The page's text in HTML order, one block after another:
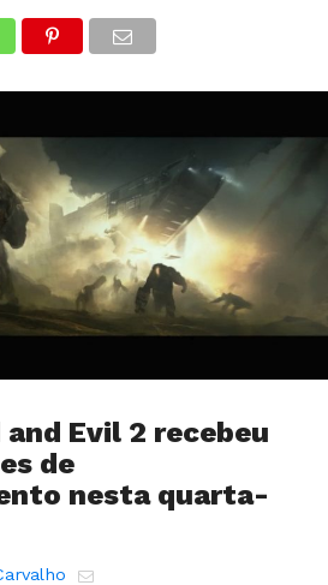
and Evil 2 recebeu
de
nesta quarta-